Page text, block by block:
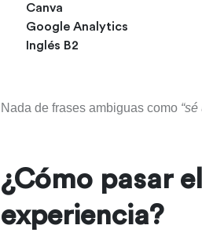
Canva
Google Analytics
Inglés B2
Nada de frases ambiguas como
¿Cómo pasar
experiencia?